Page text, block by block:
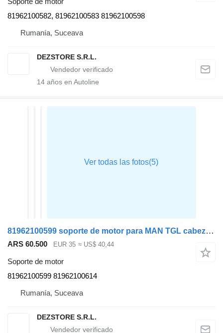
81962100582, 81962100583 81962100598
Rumanía, Suceava
DEZSTORE S.R.L.
14 años en Autoline
81962100599 soporte de motor para MAN TGL cabeza tractora
ARS 60.500 EUR 35 ≈ US$ 40,44
Soporte de motor
81962100599 81962100614
Rumanía, Suceava
DEZSTORE S.R.L.